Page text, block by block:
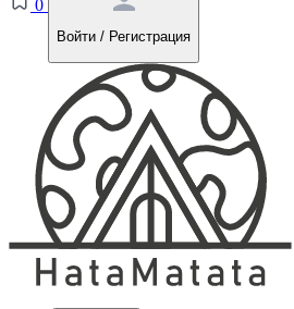
0
Войти / Регистрация